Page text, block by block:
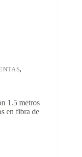
,
1.5 metros
en fibra de